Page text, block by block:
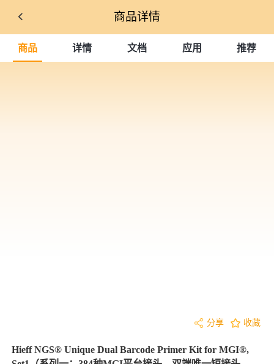
商品详情
商品 详情 文档 应用 推荐
分享 收藏
Hieff NGS® Unique Dual Barcode Primer Kit for MGI®,